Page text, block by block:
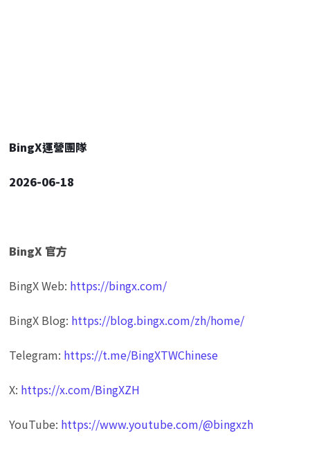
BingX運營團隊
2026-06-18
BingX 官方
BingX Web: https://bingx.com/
BingX Blog: https://blog.bingx.com/zh/home/
Telegram: https://t.me/BingXTWChinese
X: https://x.com/BingXZH
YouTube: https://www.youtube.com/@bingxzh